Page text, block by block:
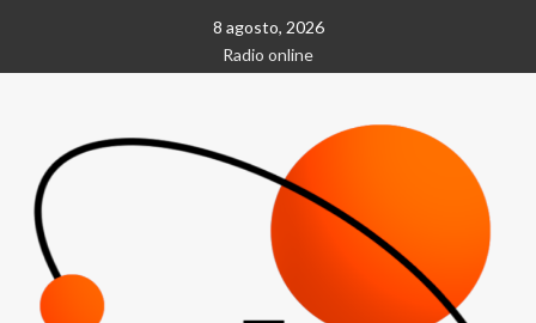
contenido
8 agosto, 2026
Radio online